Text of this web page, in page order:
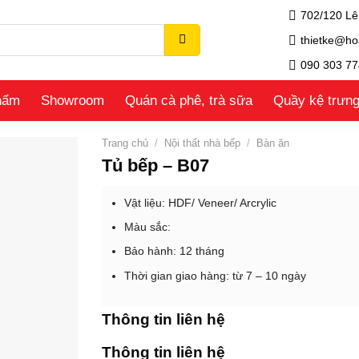
702/120
090 303
Showroom Quán cà phê, trà sữa Quầy kệ
Trang chủ / Nội thất nhà bếp / Bàn ăn
Tủ bếp – B07
Vật liệu: HDF/ Veneer/ Arcrylic
Màu sắc:
Bảo hành: 12 tháng
Thời gian giao hàng: từ 7 – 10 ngày
Thông tin liên hệ
Thông tin liên hệ